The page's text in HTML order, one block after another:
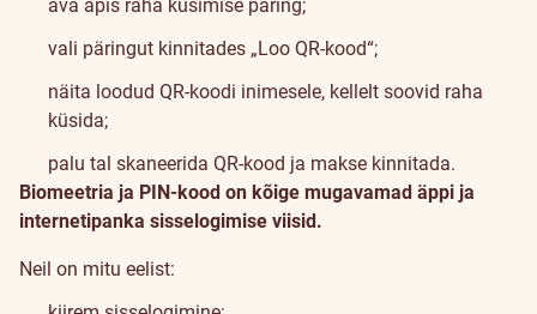
ava äpis raha küsimise päring;
vali päringut kinnitades „Loo QR-kood“;
näita loodud QR-koodi inimesele, kellelt soovid raha
küsida;
palu tal skaneerida QR-kood ja makse kinnitada.
Biomeetria ja PIN-kood on kõige mugavamad äppi ja
internetipanka sisselogimise viisid.
Neil on mitu eelist: